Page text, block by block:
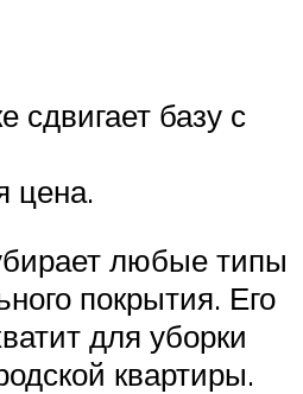
сдвигает базу с
цена.
любые типы
покрытия. Его
для уборки
квартиры.